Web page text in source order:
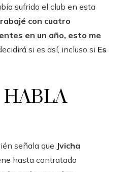
sufrido el club en esta
con cuatro
en un año, esto me
si es así, incluso si Es
señala que Jvicha
hasta contratado